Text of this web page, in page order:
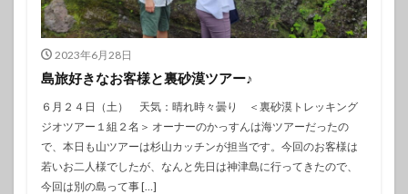
2023年6月28日
島旅好きなお客様と裏砂漠ツアー♪
６月２４日（土） 天気：晴れ時々曇り ＜裏砂漠トレッキング
ジオツアー１組２名＞ オーナーのかっすんは海ツアーだったの
で、本日も山ツアーは杉山カッチンが担当です。今回のお客様は
若いお二人様でしたが、なんと先日は神津島に行ってきたので、
今回は別の島って事 […]